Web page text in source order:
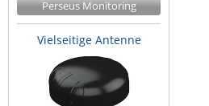
Yuasa
ZPE Systems
Perseus Monitoring
Vielseitige Antenne